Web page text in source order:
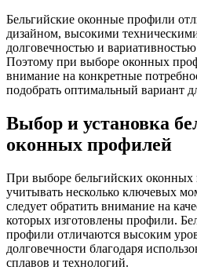
Бельгийские оконные профили
дизайном, высокими
долговечностью и
Поэтому при выборе оконных
внимание на конкретные
подобрать оптимальный вариант
Выбор и установка
оконных профилей
При выборе бельгийских
учитывать несколько ключевых
следует обратить внимание на
которых изготовлены профили.
профили отличаются высоким
долговечности благодаря
сплавов и технологий.